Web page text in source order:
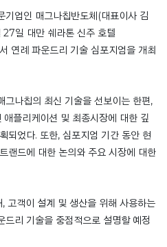
기업인 매그나칩반도체(대표이사 김
일 대만 쉐라톤 신주 호텔
례 파운드리 기술 심포지엄을 개최
그나칩의 최신 기술을 선보이는 한편,
플리케이션 및 최종시장에 대한 깊
되었다. 또한, 심포지엄 기간 동안 현
랜드에 대한 논의와 주요 시장에 대한
고객이 설계 및 생산을 위해 사용하는
드리 기술을 중점적으로 설명할 예정